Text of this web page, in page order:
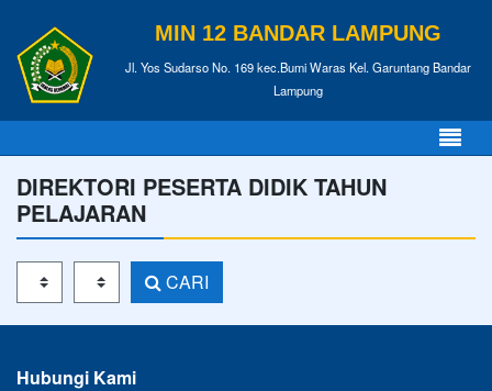
MIN 12 BANDAR LAMPUNG
Jl. Yos Sudarso No. 169 kec.Bumi Waras Kel. Garuntang Bandar
Lampung
DIREKTORI PESERTA DIDIK TAHUN
PELAJARAN
Tahun Pelajaran
Kelas CARI
Hubungi Kami